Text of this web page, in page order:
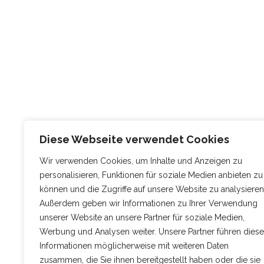
Diese Webseite verwendet Cookies
Wir verwenden Cookies, um Inhalte und Anzeigen zu
personalisieren, Funktionen für soziale Medien anbieten zu
können und die Zugriffe auf unsere Website zu
Außerdem geben wir Informationen zu Ihrer Verwendung
unserer Website an unsere Partner für soziale Medien,
Werbung und Analysen weiter. Unsere Partner führen diese
Informationen möglicherweise mit weiteren Daten
zusammen, die Sie ihnen bereitgestellt haben oder die sie